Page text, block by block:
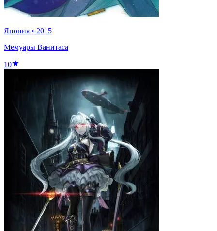
Япония • 2015
Мемуары Ванитаса
10